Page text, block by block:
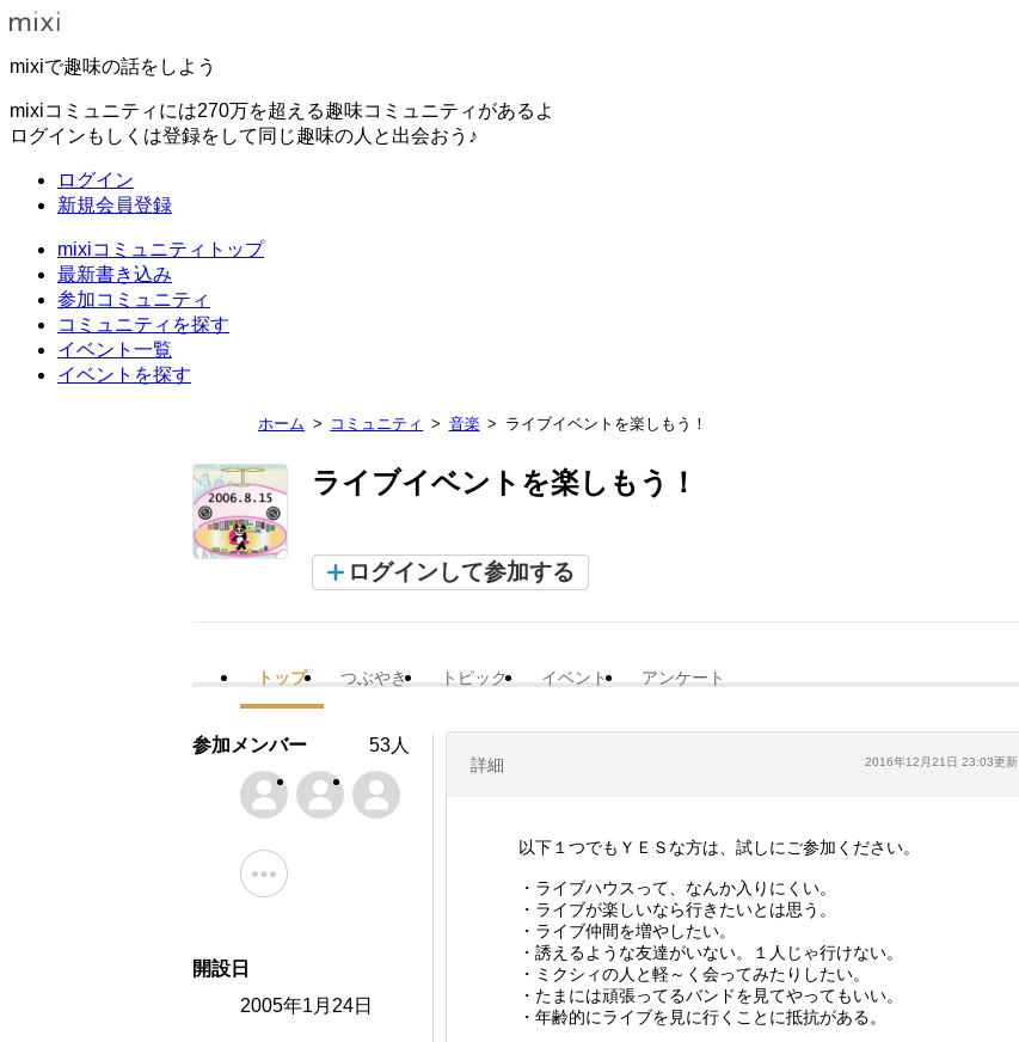
mixiで趣味の話をしよう
mixiコミュニティには270万を超える趣味コミュニティがあるよ
ログインもしくは登録をして同じ趣味の人と出会おう♪
ログイン
新規会員登録
mixiコミュニティトップ
最新書き込み
参加コミュニティ
コミュニティを探す
イベント一覧
イベントを探す
ホーム コミュニティ 音楽 ライブイベントを楽しもう！
ライブイベントを楽しもう！
ログインして参加する
トップ つぶやき トピック イベント アンケート
詳細 2016年12月21日 23:03更新
以下１つでもＹＥＳな方は、試しにご参加ください。
・ライブハウスって、なんか入りにくい。
・ライブが楽しいなら行きたいとは思う。
・ライブ仲間を増やしたい。
・誘えるような友達がいない。１人じゃ行けない。
・ミクシィの人と軽～く会ってみたりしたい。
・たまには頑張ってるバンドを見てやってもいい。
・年齢的にライブを見に行くことに抵抗がある。
参加メンバー 53人
開設日
2005年1月24日